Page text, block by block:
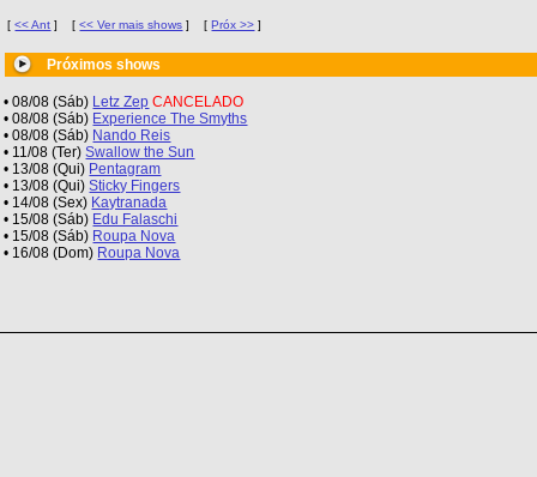
[<< Ant ] [<< Ver mais shows ] [Próx >> ]
Próximos shows
• 08/08 (Sáb) Letz Zep CANCELADO
• 08/08 (Sáb) Experience The Smyths
• 08/08 (Sáb) Nando Reis
• 11/08 (Ter)Swallow the Sun
• 13/08 (Qui) Pentagram
• 13/08 (Qui)Sticky Fingers
• 14/08 (Sex) Kaytranada
• 15/08 (Sáb) Edu Falaschi
• 15/08 (Sáb) Roupa Nova
• 16/08 (Dom) Roupa Nova